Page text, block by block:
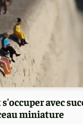
avec
miniature